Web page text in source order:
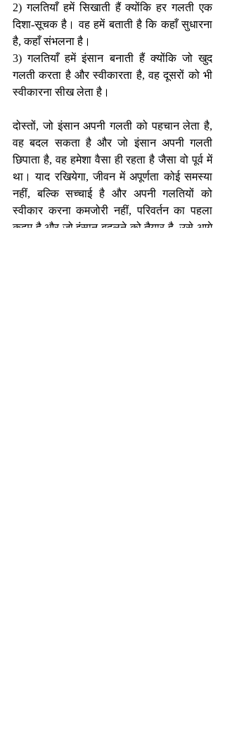
2) गलतियाँ हमें सिखाती हैं क्योंकि हर गलती एक
दिशा-सूचक है। वह हमें बताती है कि कहाँ सुधारना
है, कहाँ संभलना है।
3) गलतियाँ हमें इंसान बनाती हैं क्योंकि जो खुद
गलती करता है और स्वीकारता है, वह दूसरों को भी
स्वीकारना सीख लेता है।
दोस्तों, जो इंसान अपनी गलती को पहचान लेता है,
वह बदल सकता है और जो इंसान अपनी गलती
छिपाता है, वह हमेशा वैसा ही रहता है जैसा वो पूर्व में
था। याद रखियेगा, जीवन में अपूर्णता कोई समस्या
नहीं, बल्कि सच्चाई है और अपनी गलतियों को
स्वीकार करना कमजोरी नहीं, परिवर्तन का पहला
कदम है और जो इंसान बदलने को तैयार है, उसे आगे